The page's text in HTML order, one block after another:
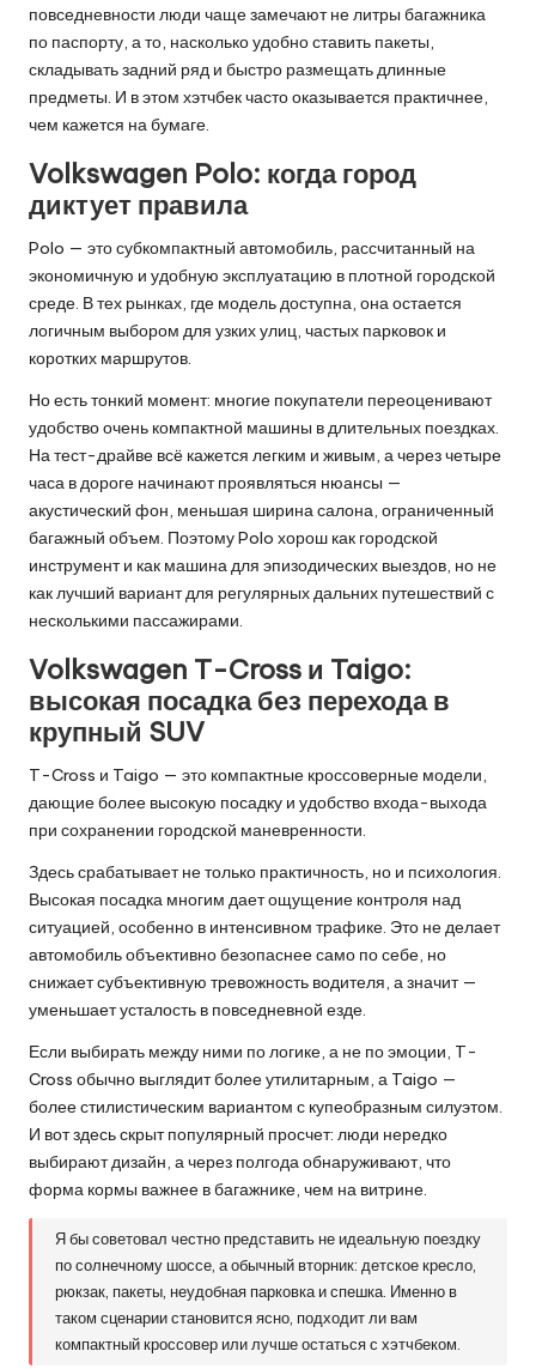
повседневности люди чаще замечают не литры багажника
по паспорту, а то, насколько удобно ставить пакеты,
складывать задний ряд и быстро размещать длинные
предметы. И в этом хэтчбек часто оказывается практичнее,
чем кажется на бумаге.
Volkswagen Polo: когда город
диктует правила
Polo — это субкомпактный автомобиль, рассчитанный на
экономичную и удобную эксплуатацию в плотной городской
среде. В тех рынках, где модель доступна, она остается
логичным выбором для узких улиц, частых парковок и
коротких маршрутов.
Но есть тонкий момент: многие покупатели переоценивают
удобство очень компактной машины в длительных поездках.
На тест-драйве всё кажется легким и живым, а через четыре
часа в дороге начинают проявляться нюансы —
акустический фон, меньшая ширина салона, ограниченный
багажный объем. Поэтому Polo хорош как городской
инструмент и как машина для эпизодических выездов, но не
как лучший вариант для регулярных дальних путешествий с
несколькими пассажирами.
Volkswagen T-Cross и Taigo:
высокая посадка без перехода в
крупный SUV
T-Cross и Taigo — это компактные кроссоверные модели,
дающие более высокую посадку и удобство входа-выхода
при сохранении городской маневренности.
Здесь срабатывает не только практичность, но и психология.
Высокая посадка многим дает ощущение контроля над
ситуацией, особенно в интенсивном трафике. Это не делает
автомобиль объективно безопаснее само по себе, но
снижает субъективную тревожность водителя, а значит —
уменьшает усталость в повседневной езде.
Если выбирать между ними по логике, а не по эмоции, T-
Cross обычно выглядит более утилитарным, а Taigo —
более стилистическим вариантом с купеобразным силуэтом.
И вот здесь скрыт популярный просчет: люди нередко
выбирают дизайн, а через полгода обнаруживают, что
форма кормы важнее в багажнике, чем на витрине.
Я бы советовал честно представить не идеальную поездку
по солнечному шоссе, а обычный вторник: детское кресло,
рюкзак, пакеты, неудобная парковка и спешка. Именно в
таком сценарии становится ясно, подходит ли вам
компактный кроссовер или лучше остаться с хэтчбеком.